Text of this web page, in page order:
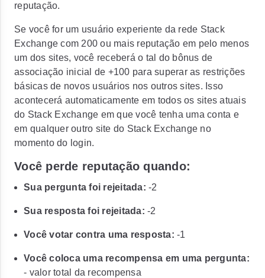
reputação.
Se você for um usuário experiente da rede Stack
Exchange com 200 ou mais reputação em pelo menos
um dos sites, você receberá o tal do bônus de
associação inicial de +100 para superar as restrições
básicas de novos usuários nos outros sites. Isso
acontecerá automaticamente em todos os sites atuais
do Stack Exchange em que você tenha uma conta e
em qualquer outro site do Stack Exchange no
momento do login.
Você perde reputação quando:
Sua pergunta foi rejeitada: -2
Sua resposta foi rejeitada: -2
Você votar contra uma resposta: -1
Você coloca uma recompensa em uma pergunta:
- valor total da recompensa